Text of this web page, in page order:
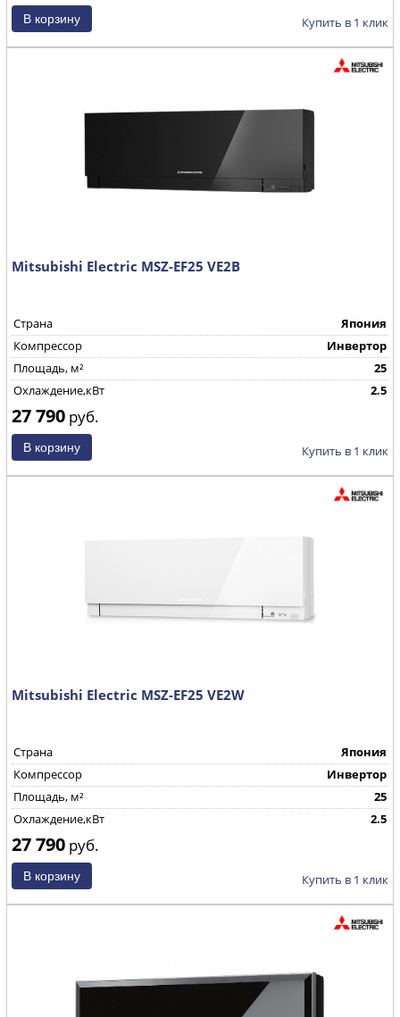
Купить в 1 клик
Mitsubishi Electric MSZ-EF25 VE2B
Страна
Япония
Компрессор
Инвертор
Площадь, м²
25
Охлаждение,кВт
2.5
27 790 руб.
Купить в 1 клик
Mitsubishi Electric MSZ-EF25 VE2W
Страна
Япония
Компрессор
Инвертор
Площадь, м²
25
Охлаждение,кВт
2.5
27 790 руб.
Купить в 1 клик